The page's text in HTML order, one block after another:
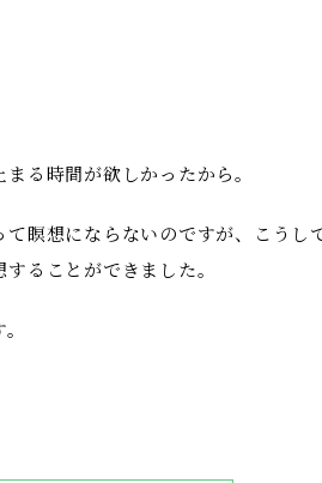
る時間が欲しかったから。
瞑想にならないのですが、こうし
ることができました。